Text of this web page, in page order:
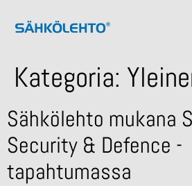
Kategoria:
Sähkölehto mukana
Security & Defence -
tapahtumassa